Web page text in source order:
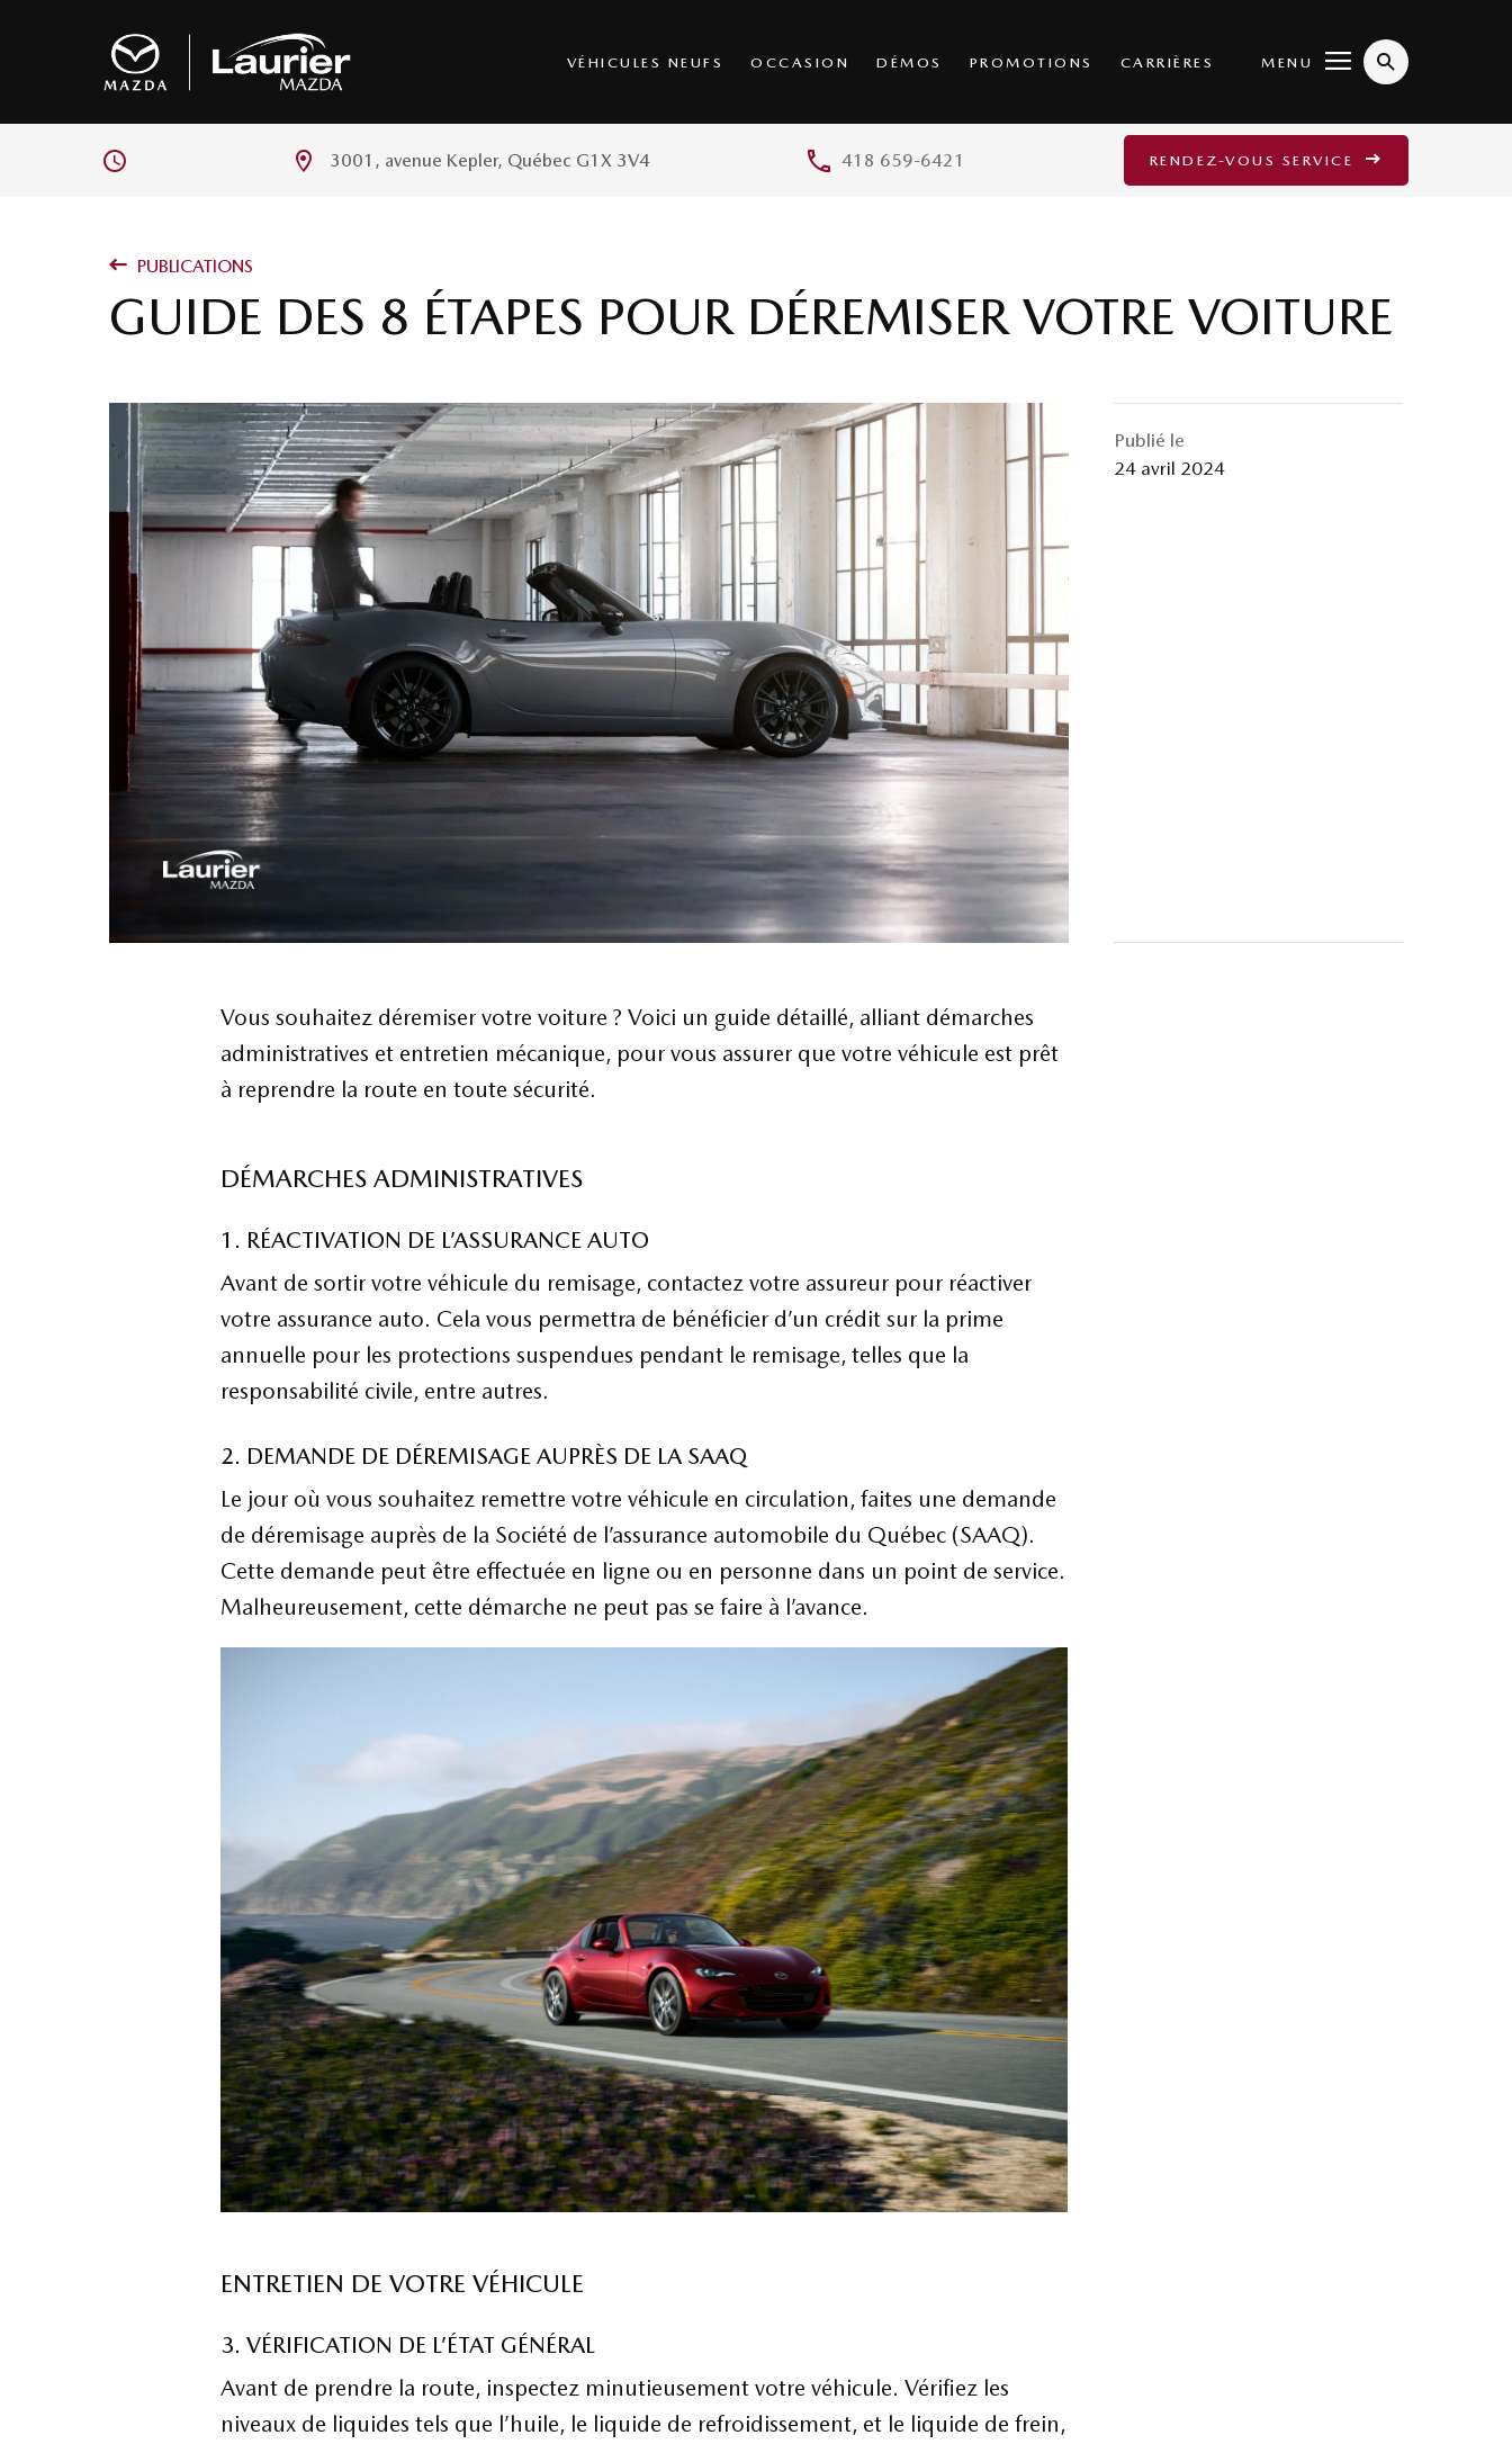
VÉHICULES NEUFS OCCASION DÉMOS PROMOTIONS CARRIÈRES MENU
3001, avenue Kepler, Québec G1X 3V4 418 659-6421 RENDEZ-VOUS SERVICE
PUBLICATIONS
GUIDE DES 8 ÉTAPES POUR DÉREMISER VOTRE VOITURE
Publié le
24 avril 2024
Vous souhaitez déremiser votre voiture ? Voici un guide détaillé, alliant démarches
administratives et entretien mécanique, pour vous assurer que votre véhicule est prêt
à reprendre la route en toute sécurité.
DÉMARCHES ADMINISTRATIVES
1. RÉACTIVATION DE L’ASSURANCE AUTO
Avant de sortir votre véhicule du remisage, contactez votre assureur pour réactiver
votre assurance auto. Cela vous permettra de bénéficier d’un crédit sur la prime
annuelle pour les protections suspendues pendant le remisage, telles que la
responsabilité civile, entre autres.
2. DEMANDE DE DÉREMISAGE AUPRÈS DE LA SAAQ
Le jour où vous souhaitez remettre votre véhicule en circulation, faites une demande
de déremisage auprès de la Société de l’assurance automobile du Québec (SAAQ).
Cette demande peut être effectuée en ligne ou en personne dans un point de service.
Malheureusement, cette démarche ne peut pas se faire à l’avance.
ENTRETIEN DE VOTRE VÉHICULE
3. VÉRIFICATION DE L’ÉTAT GÉNÉRAL
Avant de prendre la route, inspectez minutieusement votre véhicule. Vérifiez les
niveaux de liquides tels que l’huile, le liquide de refroidissement, et le liquide de frein,